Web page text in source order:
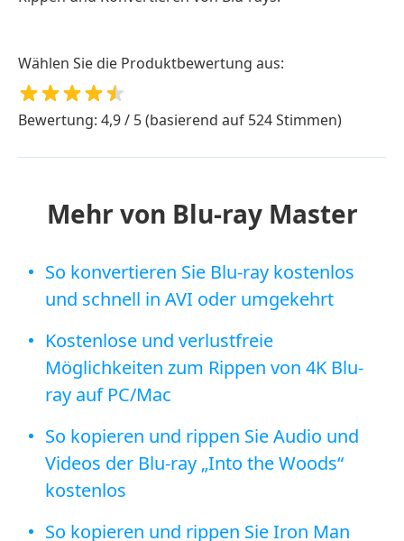
Wählen Sie die Produktbewertung aus:
Bewertung: 4,9 / 5 (basierend auf 524 Stimmen)
Mehr von Blu-ray Master
So konvertieren Sie Blu-ray kostenlos
und schnell in AVI oder umgekehrt
Kostenlose und verlustfreie
Möglichkeiten zum Rippen von 4K Blu-
ray auf PC/Mac
So kopieren und rippen Sie Audio und
Videos der Blu-ray „Into the Woods“
kostenlos
So kopieren und rippen Sie Iron Man